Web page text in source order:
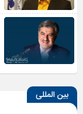
بین المللی